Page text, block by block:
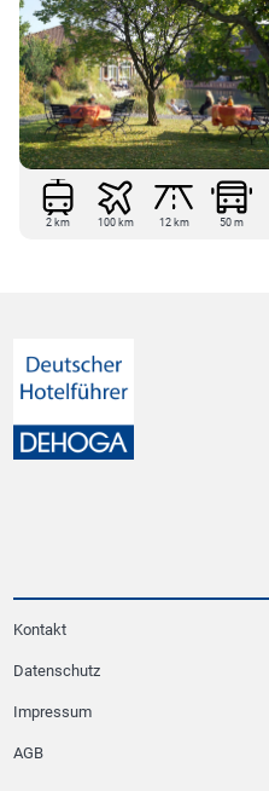
2 km 100 km 12 km 50 m
Kontakt
Datenschutz
Impressum
AGB